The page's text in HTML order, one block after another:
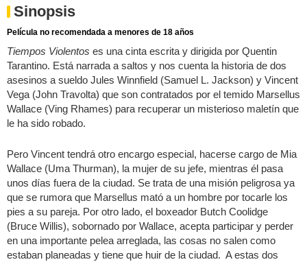
Sinopsis
Película no recomendada a menores de 18 años
Tiempos Violentos es una cinta escrita y dirigida por Quentin
Tarantino. Está narrada a saltos y nos cuenta la historia de dos
asesinos a sueldo Jules Winnfield (Samuel L. Jackson) y Vincent
Vega (John Travolta) que son contratados por el temido Marsellus
Wallace (Ving Rhames) para recuperar un misterioso maletín que
le ha sido robado.
Pero Vincent tendrá otro encargo especial, hacerse cargo de Mia
Wallace (Uma Thurman), la mujer de su jefe, mientras él pasa
unos días fuera de la ciudad. Se trata de una misión peligrosa ya
que se rumora que Marsellus mató a un hombre por tocarle los
pies a su pareja. Por otro lado, el boxeador Butch Coolidge
(Bruce Willis), sobornado por Wallace, acepta participar y perder
en una importante pelea arreglada, las cosas no salen como
estaban planeadas y tiene que huir de la ciudad. A estas dos